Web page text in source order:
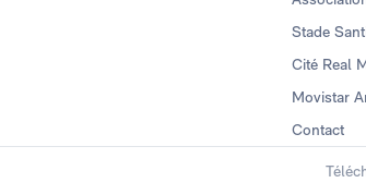
Stade
Cité Real
Movistar
Contact